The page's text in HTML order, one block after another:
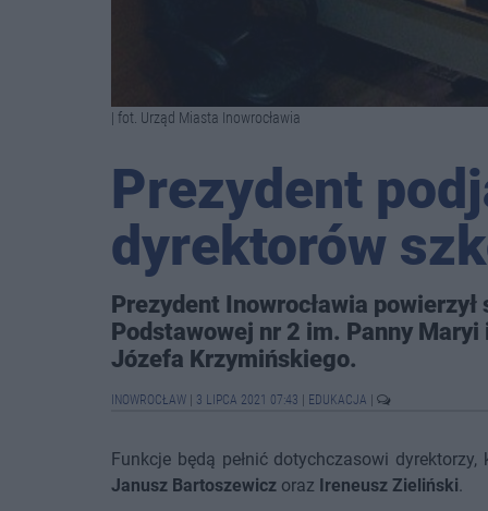
| fot. Urząd Miasta Inowrocławia
Prezydent
dyrektorów
Prezydent Inowrocławia
Podstawowej nr 2 im. Panny
Józefa Krzymińskiego.
INOWROCŁAW 3 LIPCA 2021 07:43 EDUKACJA
Funkcje będą pełnić dotychczasowi
Janusz Bartoszewicz oraz Ireneusz Zieliński.